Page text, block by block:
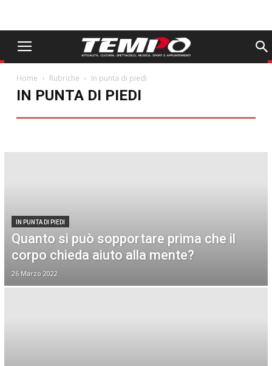
Home Rubriche In punta di piedi
IN PUNTA DI PIEDI
IN PUNTA DI PIEDI
Quanto si può sopportare prima che il
corpo chieda aiuto alla mente?
26 Marzo 2022